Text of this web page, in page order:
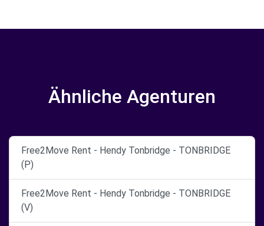
Ähnliche Agenturen
Free2Move Rent - Hendy Tonbridge - TONBRIDGE
(P)
Free2Move Rent - Hendy Tonbridge - TONBRIDGE
(V)